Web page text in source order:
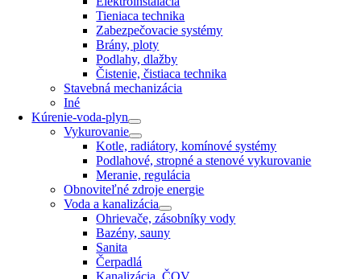
Tieniaca technika
Zabezpečovacie systémy
Brány, ploty
Podlahy, dlažby
Čistenie, čistiaca technika
Stavebná mechanizácia
Iné
Kúrenie-voda-plyn
Vykurovanie
Kotle, radiátory, komínové systémy
Podlahové, stropné a stenové vykurovanie
Meranie, regulácia
Obnoviteľné zdroje energie
Voda a kanalizácia
Ohrievače, zásobníky vody
Bazény, sauny
Sanita
Čerpadlá
Kanalizácia, ČOV